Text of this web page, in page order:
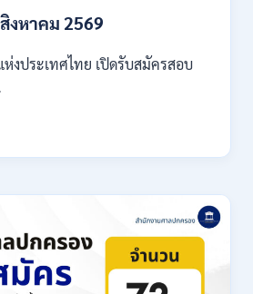
าคม
งหาคม 2569
งประเทศไทย เปิดรับสมัครสอบ
า
ทศไทย